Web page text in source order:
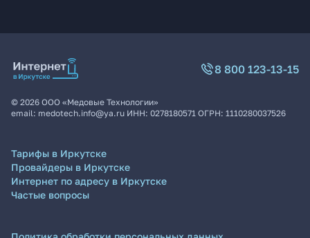
8 800 123-13-15
© 2026 ООО «Медовые Технологии»
email: medotech.info@ya.ru ИНН: 0278180571 ОГРН: 1110280037526
Тарифы в Иркутске
Провайдеры в Иркутске
Интернет по адресу в Иркутске
Частые вопросы